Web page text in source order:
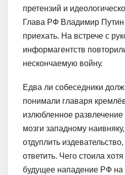
претензий и
Глава РФ Владимир Путин
приехать. На встрече с
информагентств
нескончаемую войну.
Едва ли собеседники
понимали главаря
излюбленное
мозги западному
отдуплить
ответить. Чего стоила
будущее нападение РФ